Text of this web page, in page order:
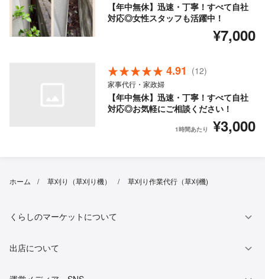
【年中無休】迅速・丁寧！すべて自社
対応◎女性スタッフも活躍中！
¥7,000
4.91 (12)
家事代行・家政婦
【年中無休】迅速・丁寧！すべて自社
対応◎お気軽にご相談ください！
1時間あたり ¥3,000
ホーム 草刈り（草刈り機） 草刈り作業代行（草刈機)
くらしのマーケットについて
出店について